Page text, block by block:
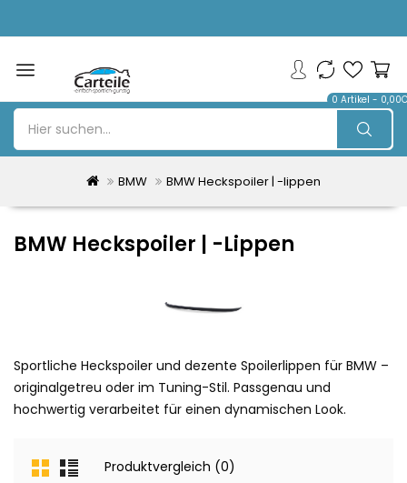
0 Artikel -
BMW BMW Heckspoiler | -lippen
BMW Heckspoiler | -lippen
Sportliche Heckspoiler und dezente Spoilerlippen für BMW –
originalgetreu oder im Tuning-Stil. Passgenau und
hochwertig verarbeitet für einen dynamischen Look.
Produktvergleich (0)